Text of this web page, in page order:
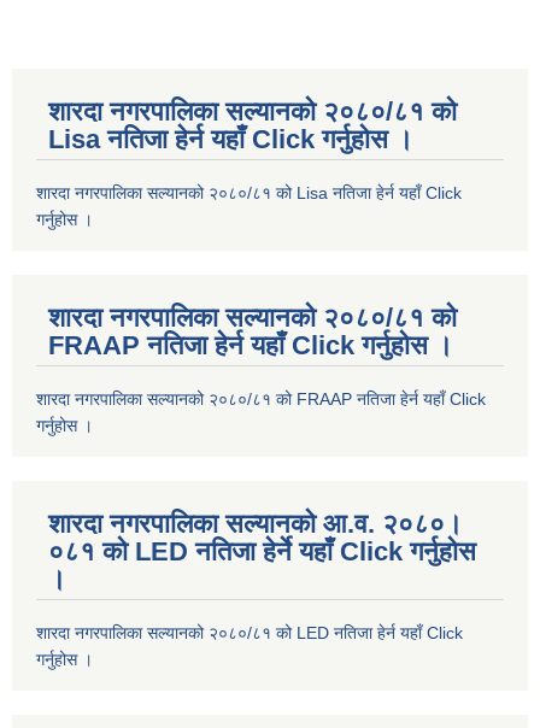
शारदा नगरपालिका सल्यानको २०८०/८१ को
Lisa नतिजा हेर्न यहाँ Click गर्नुहोस ।
शारदा नगरपालिका सल्यानको २०८०/८१ को Lisa नतिजा हेर्न यहाँ Click
गर्नुहोस ।
शारदा नगरपालिका सल्यानको २०८०/८१ को
FRAAP नतिजा हेर्न यहाँ Click गर्नुहोस ।
शारदा नगरपालिका सल्यानको २०८०/८१ को FRAAP नतिजा हेर्न यहाँ Click
गर्नुहोस ।
शारदा नगरपालिका सल्यानको आ.व. २०८०।
०८१ को LED नतिजा हेर्ने यहाँ Click गर्नुहोस
।
शारदा नगरपालिका सल्यानको २०८०/८१ को LED नतिजा हेर्न यहाँ Click
गर्नुहोस ।